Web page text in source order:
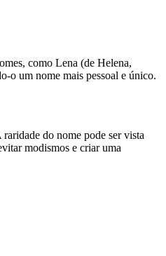
como Lena (de Helena,
o um nome mais pessoal e único.
do nome pode ser vista
modismos e criar uma